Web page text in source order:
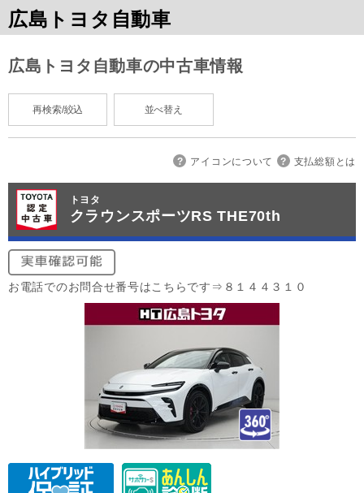
広島トヨタ自動車
広島トヨタ自動車の中古車情報
再検索/絞込 並べ替え
アイコンについて 支払総額とは
トヨタ
クラウンスポーツRS THE70th
お電話でのお問合せ番号はこちらです⇒８１４４３１０